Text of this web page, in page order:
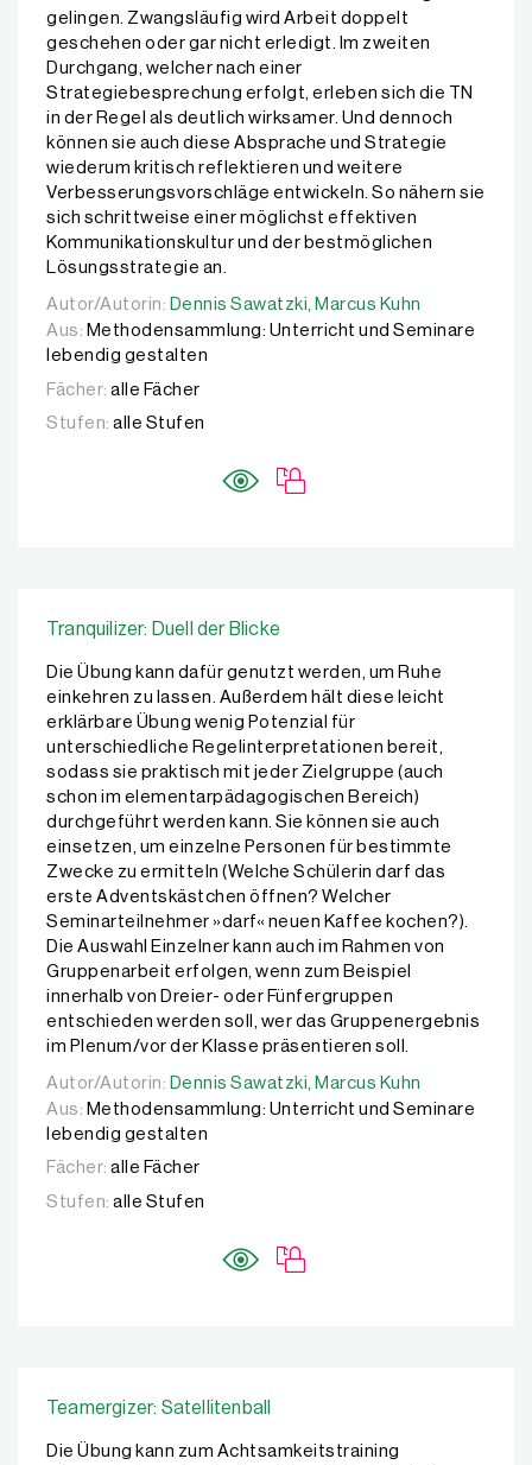
gelingen. Zwangsläufig wird Arbeit doppelt
geschehen oder gar nicht erledigt. Im zweiten
Durchgang, welcher nach einer
Strategiebesprechung erfolgt, erleben sich die TN
in der Regel als deutlich wirksamer. Und dennoch
können sie auch diese Absprache und Strategie
wiederum kritisch reflektieren und weitere
Verbesserungsvorschläge entwickeln. So nähern sie
sich schrittweise einer möglichst effektiven
Kommunikationskultur und der bestmöglichen
Lösungsstrategie an.
Autor/Autorin: Dennis Sawatzki, Marcus Kuhn
Autor/Autorin: Dennis Sawatzki, Marcus Kuhn
Aus: Methodensammlung: Unterricht und Seminare
lebendig gestalten
Fächer: alle Fächer
Stufen: alle Stufen
Tranquilizer: Duell der Blicke
Die Übung kann dafür genutzt werden, um Ruhe
einkehren zu lassen. Außerdem hält diese leicht
erklärbare Übung wenig Potenzial für
unterschiedliche Regelinterpretationen bereit,
sodass sie praktisch mit jeder Zielgruppe (auch
schon im elementarpädagogischen Bereich)
durchgeführt werden kann. Sie können sie auch
einsetzen, um einzelne Personen für bestimmte
Zwecke zu ermitteln (Welche Schülerin darf das
erste Adventskästchen öffnen? Welcher
Seminarteilnehmer »darf« neuen Kaffee kochen?).
Die Auswahl Einzelner kann auch im Rahmen von
Gruppenarbeit erfolgen, wenn zum Beispiel
innerhalb von Dreier- oder Fünfergruppen
entschieden werden soll, wer das Gruppenergebnis
im Plenum/vor der Klasse präsentieren soll.
Autor/Autorin: Dennis Sawatzki, Marcus Kuhn
Autor/Autorin: Dennis Sawatzki, Marcus Kuhn
Aus: Methodensammlung: Unterricht und Seminare
lebendig gestalten
Fächer: alle Fächer
Stufen: alle Stufen
Teamergizer: Satellitenball
Die Übung kann zum Achtsamkeitstraining